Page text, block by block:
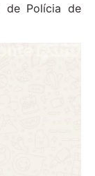
de Polícia de